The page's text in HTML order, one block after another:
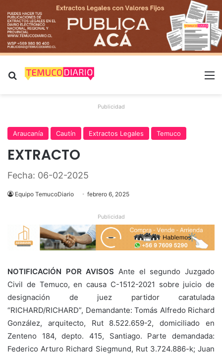
Buscar por
Publicidad
Araucanía Cautín Extractos Legales Temuco
EXTRACTO
Fecha: 06-02-2025
Equipo TemucoDiario febrero 6, 2025
Publicidad
NOTIFICACIÓN POR AVISOS Ante el segundo Juzgado
Civil de Temuco, en causa C-1512-2021 sobre juicio de
designación de juez partidor caratulada
“RICHARD/RICHARD”, Demandante: Tomás Alfredo Richard
González, arquitecto, Rut 8.522.659-2, domiciliado en
Zenteno 184, depto. 415, Santiago. Parte demandada:
Federico Arturo Richard Siegmund, Rut 3.724.886-k; Juan